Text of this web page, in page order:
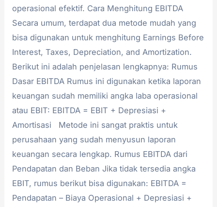
operasional efektif. Cara Menghitung EBITDA
Secara umum, terdapat dua metode mudah yang
bisa digunakan untuk menghitung Earnings Before
Interest, Taxes, Depreciation, and Amortization.
Berikut ini adalah penjelasan lengkapnya: Rumus
Dasar EBITDA Rumus ini digunakan ketika laporan
keuangan sudah memiliki angka laba operasional
atau EBIT: EBITDA = EBIT + Depresiasi +
Amortisasi Metode ini sangat praktis untuk
perusahaan yang sudah menyusun laporan
keuangan secara lengkap. Rumus EBITDA dari
Pendapatan dan Beban Jika tidak tersedia angka
EBIT, rumus berikut bisa digunakan: EBITDA =
Pendapatan – Biaya Operasional + Depresiasi +